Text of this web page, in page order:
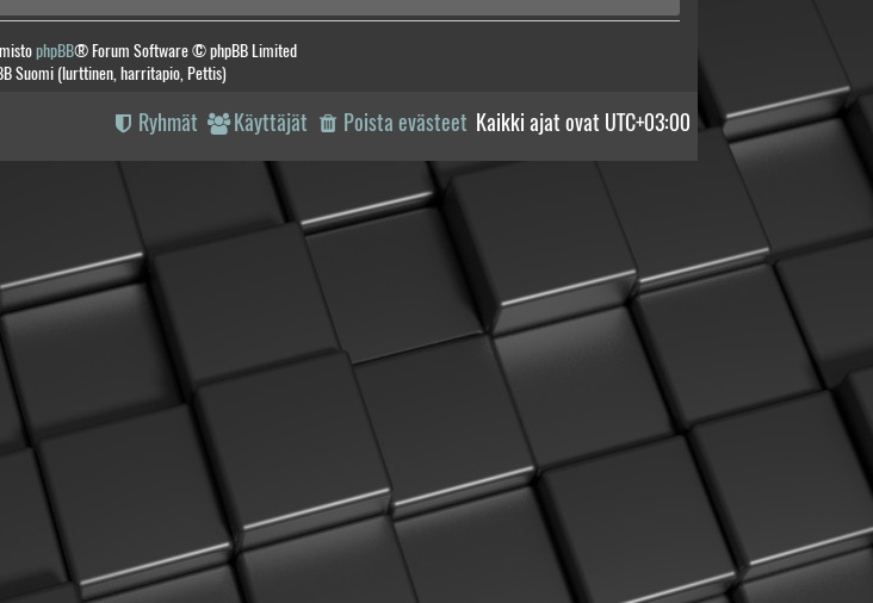
phpBB® Forum Software © phpBB Limited
Suomi (lurttinen, harritapio, Pettis)
Kaikki ajat ovat UTC+03:00
Poista evästeet
Käyttäjät
Ryhmät